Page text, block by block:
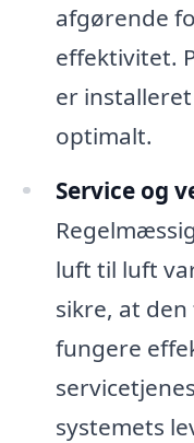
afgørende
effektivitet.
er
optimalt.
Service og
luft til luft
sikre, at
fungere
systemets